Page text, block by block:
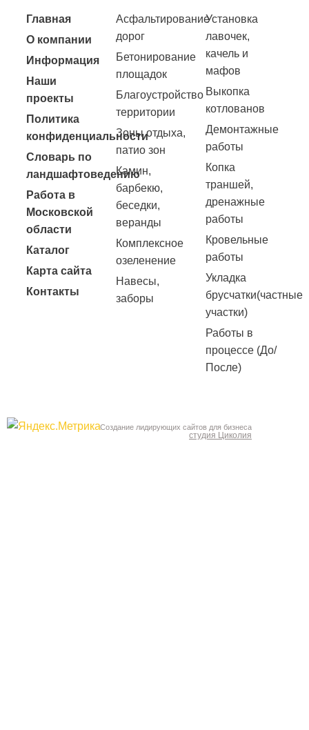
Главная
О компании
Информация
Наши
проекты
Политика
конфиденциальности
Словарь по
ландшафтоведению
Работа в
Московской
области
Каталог
Карта сайта
Контакты
Асфальтирование
дорог
Бетонирование
площадок
Благоустройство
территории
Зоны отдыха,
патио зон
Камин,
барбекю,
беседки,
веранды
Комплексное
озеленение
Навесы,
заборы
Установка
лавочек,
качель и
мафов
Выкопка
котлованов
Демонтажные
работы
Копка
траншей,
дренажные
работы
Кровельные
работы
Укладка
брусчатки(частные
участки)
Работы в
процессе (До/
После)
Создание лидирующих сайтов для бизнеса
студия Циколия